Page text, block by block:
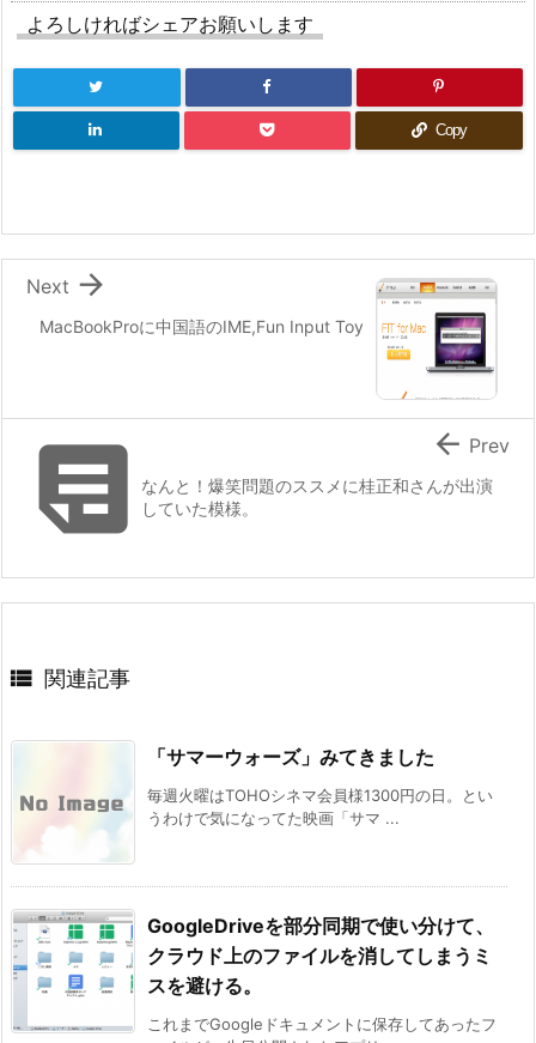
よろしければシェアお願いします
Copy
MacBookProに中国語のIME,Fun Input Toy

Next
なんと！爆笑問題のススメに桂正和さんが出演
していた模様。
 Prev
 関連記事
「サマーウォーズ」みてきました
毎週火曜はTOHOシネマ会員様1300円の日。とい
うわけで気になってた映画「サマ ...
GoogleDriveを部分同期で使い分けて、
クラウド上のファイルを消してしまうミ
スを避ける。
これまでGoogleドキュメントに保存してあったフ